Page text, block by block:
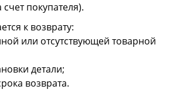
покупателя).
к возврату:
или отсутствующей товарной
детали;
возврата.